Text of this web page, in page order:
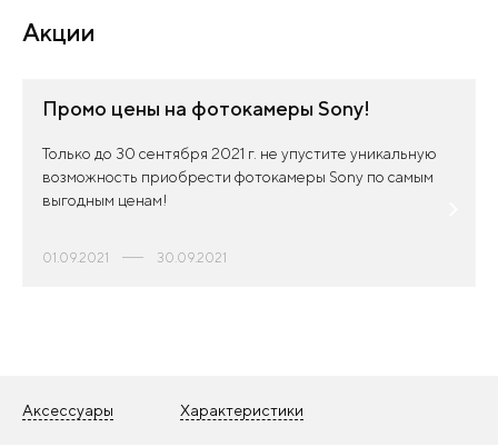
Акции
Промо цены на фотокамеры Sony!
Только до 30 сентября 2021 г. не упустите уникальную
возможность приобрести фотокамеры Sony по самым
выгодным ценам!
01.09.2021 30.09.2021
Аксессуары Характеристики